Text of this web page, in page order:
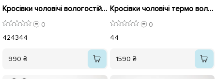
Кросівки чоловічі вологостійкі 593367 Чорні
0
424344
990 ₴
Кросівки чоловічі термо вологостійкі 592771 Чорні
0
44
1590 ₴